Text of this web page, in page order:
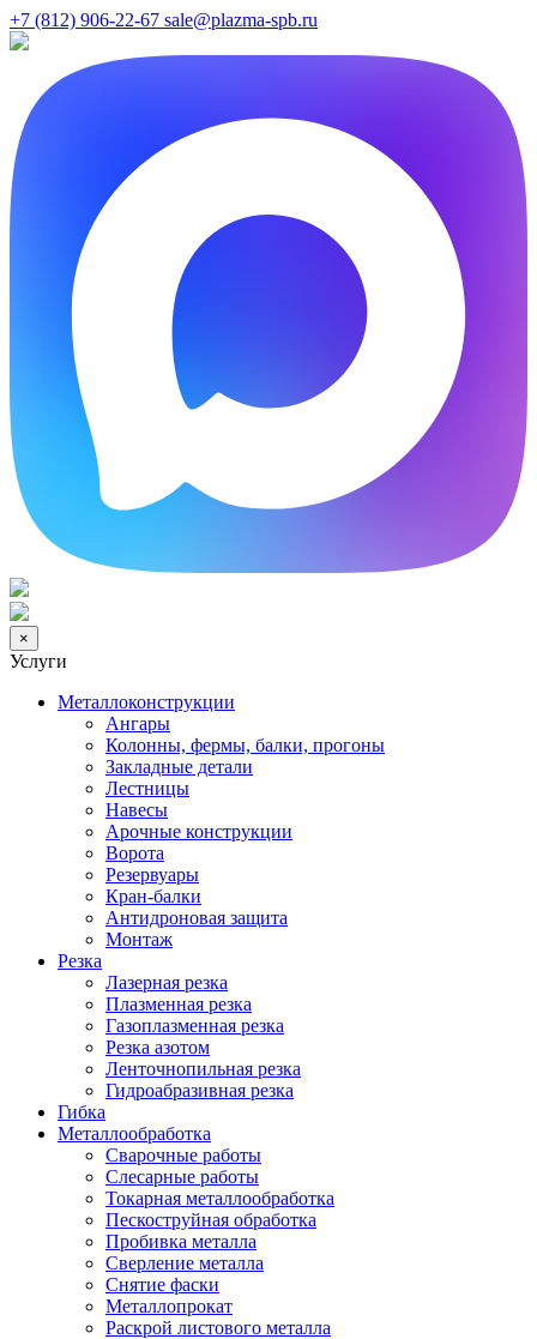
+7 (812) 906-22-67 sale@plazma-spb.ru
×
Услуги
Металлоконструкции
Ангары
Колонны, фермы, балки, прогоны
Закладные детали
Лестницы
Навесы
Арочные конструкции
Ворота
Резервуары
Кран-балки
Антидроновая защита
Монтаж
Резка
Лазерная резка
Плазменная резка
Газоплазменная резка
Резка азотом
Ленточнопильная резка
Гидроабразивная резка
Гибка
Металлообработка
Сварочные работы
Слесарные работы
Токарная металлообработка
Пескоструйная обработка
Пробивка металла
Сверление металла
Снятие фаски
Металлопрокат
Раскрой листового металла